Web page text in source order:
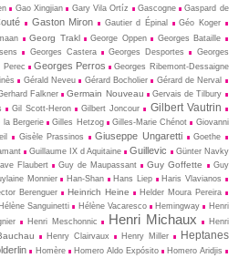
Gao Xingjian Gary Vila Ortíz Gascogne
Gaspard de
Gaston Miron Gautier d Épinal Géo Koger
Georg Trakl George Oppen
Georges Bataille
Georges Castera Georges Desportes
Georges
Perec Georges Perros
Georges Ribemont-Dessaigne
Gérald Neveu Gérard Bocholier
Gérard de Nerval
Falkner Germain Nouveau Gervais de Tilbury
Gil Scott-Heron Gilbert Joncour Gilbert Vautrin
la Bergerie Gilles Hetzog Gilles-Marie Chénot
Giovanni
Gisèle Prassinos Giuseppe Ungaretti
Goethe
Guillaume IX d Aquitaine Guillevic
Günter Navky
Flaubert Guy de Maupassant Guy Goffette
Guy
Monnier Han-Shan Hans Liep
Haris Vlavianos
Berenguer Heinrich Heine
Helder Moura Pereira
Hélène Sanguinetti Hélène Vacaresco Hemingway
Henri
Henri Meschonnic Henri Michaux
Henri
Henry Clairvaux Henry Miller
Heptanes
Homère Homero Aldo Expósito
Homero Aridjis